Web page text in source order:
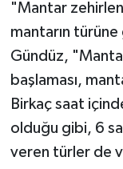
"Mantar
mantarın
Gündüz,
başlaması,
Birkaç saat
olduğu gibi, 6
veren türler de